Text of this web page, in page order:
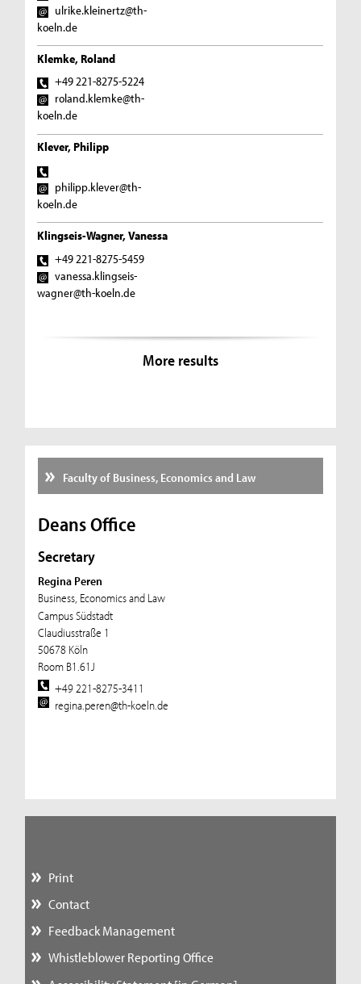
ulrike.kleinertz@th-
koeln.de
Klemke, Roland
+49 221-8275-5224
roland.klemke@th-
koeln.de
Klever, Philipp
philipp.klever@th-
koeln.de
Klingseis-Wagner, Vanessa
+49 221-8275-5459
vanessa.klingseis-
wagner@th-koeln.de
More results
Faculty of Business, Economics and Law
Deans Office
Secretary
Regina Peren
Business, Economics and Law
Campus Südstadt
Claudiusstraße 1
50678 Köln
Room B1.61J
+49 221-8275-3411
regina.peren@th-koeln.de
Print
Contact
Feedback Management
Whistleblower Reporting Office